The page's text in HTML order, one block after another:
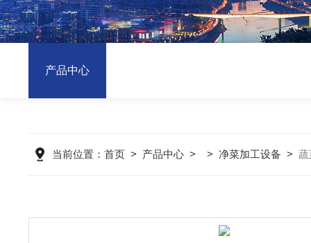
产品中心
当前位置： 首页> 产品中心> > 净菜加工设备 > 蔬